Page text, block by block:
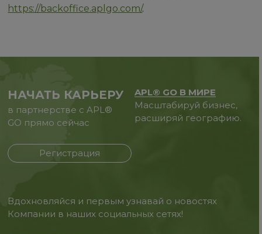
https://backoffice.aplgo.com/.
НАЧАТЬ КАРЬЕРУ
в партнерстве с APL®
GO прямо сейчас
Регистрация
APL® GO В МИРЕ
Масштабируй бизнес,
расширяй географию.
Вдохновляйся и первым узнавай о новостях
Компании в наших социальных сетях!